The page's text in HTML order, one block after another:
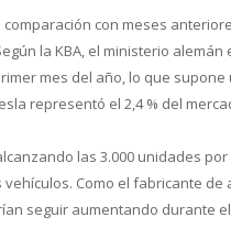
comparación con meses
la KBA, el ministerio
mes del año, lo que supone
representó el 2,4 % del
las 3.000 unidades
Como el fabricante
seguir aumentando durante